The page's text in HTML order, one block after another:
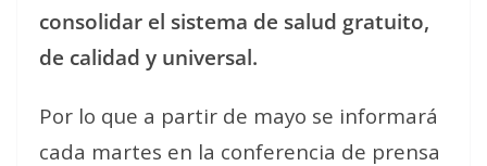
consolidar el sistema de salud gratuito,
de calidad y universal.
Por lo que a partir de mayo se informará
cada martes en la conferencia de prensa